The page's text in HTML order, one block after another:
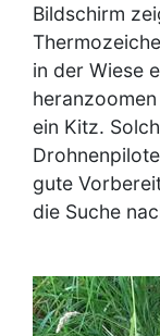
Bildschirm
in der Wiese
ein Kitz.
gute
die Suche
Image